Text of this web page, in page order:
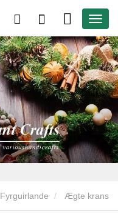
Fyrguirlande Ægte krans